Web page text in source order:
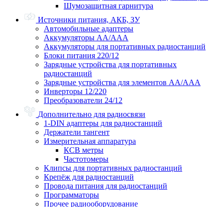
Шумозащитная гарнитура
Источники питания, АКБ, ЗУ
Автомобильные адаптеры
Аккумуляторы АА/ААА
Аккумуляторы для портативных радиостанций
Блоки питания 220/12
Зарядные устройства для портативных
радиостанций
Зарядные устройства для элементов АА/ААА
Инверторы 12/220
Преобразователи 24/12
Дополнительно для радиосвязи
1-DIN адаптеры для радиостанций
Держатели тангент
Измерительная аппаратура
КСВ метры
Частотомеры
Клипсы для портативных радиостанций
Крепёж для радиостанций
Провода питания для радиостанций
Программаторы
Прочее радиооборудование